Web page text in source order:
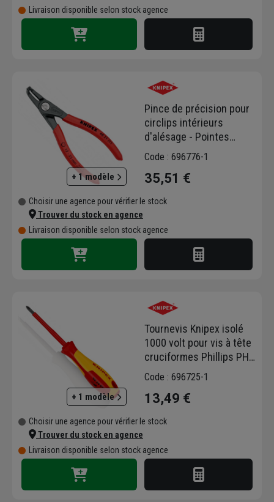
Livraison disponible selon stock agence
+ 1 modèle
Pince de précision pour
circlips intérieurs
d'alésage - Pointes
coudées - Knipex -
Code : 696776-1
35,51 €
Choisir une agence pour vérifier le stock
Trouver du stock en agence
Livraison disponible selon stock agence
+ 1 modèle
Tournevis Knipex isolé
1000 volt pour vis à tête
cruciformes Phillips PH1
- Longueur 187 mm
Code : 696725-1
13,49 €
Choisir une agence pour vérifier le stock
Trouver du stock en agence
Livraison disponible selon stock agence